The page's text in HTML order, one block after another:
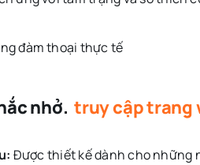
đàm thoại thực tế
nhở.truy cập trang
Được thiết kế dành cho những